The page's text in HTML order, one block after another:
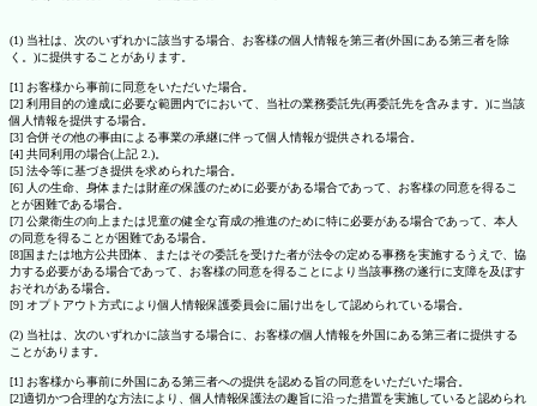
(1) 当社は、次のいずれかに該当する場合、お客様の個人情報を第三者(外国にある第三者を除
く。)に提供することがあります。
[1] お客様から事前に同意をいただいた場合。
[2] 利用目的の達成に必要な範囲内でにおいて、当社の業務委託先(再委託先を含みます。)に当該
個人情報を提供する場合。
[3] 合併その他の事由による事業の承継に伴って個人情報が提供される場合。
[4] 共同利用の場合(上記 2.)。
[5] 法令等に基づき提供を求められた場合。
[6] 人の生命、身体または財産の保護のために必要がある場合であって、お客様の同意を得るこ
とが困難である場合。
[7] 公衆衛生の向上または児童の健全な育成の推進のために特に必要がある場合であって、本人
の同意を得ることが困難である場合。
[8]国または地方公共団体、またはその委託を受けた者が法令の定める事務を実施するうえで、協
力する必要がある場合であって、お客様の同意を得ることにより当該事務の遂行に支障を及ぼす
おそれがある場合。
[9] オプトアウト方式により個人情報保護委員会に届け出をして認められている場合。
(2) 当社は、次のいずれかに該当する場合に、お客様の個人情報を外国にある第三者に提供する
ことがあります。
[1] お客様から事前に外国にある第三者への提供を認める旨の同意をいただいた場合。
[2]適切かつ合理的な方法により、個人情報保護法の趣旨に沿った措置を実施していると認められ